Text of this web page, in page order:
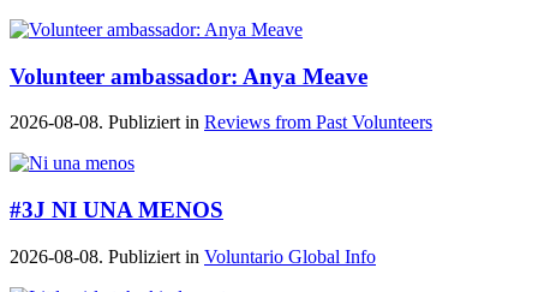
Volunteer ambassador: Anya Meave
2026-08-08. Publiziert in Reviews from Past Volunteers
#3J NI UNA MENOS
2026-08-08. Publiziert in Voluntario Global Info